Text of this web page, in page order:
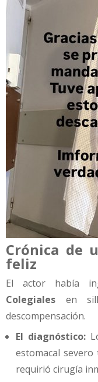
Crónica de
feliz
El actor había
Colegiales en
descompensación.
El diagnóstico:
estomacal
requirió cirugía